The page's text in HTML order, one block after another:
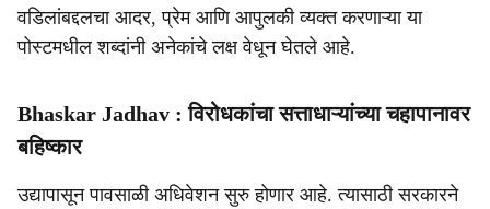
वडिलांबद्दलचा आदर, प्रेम आणि आपुलकी व्यक्त करणाऱ्या या
पोस्टमधील शब्दांनी अनेकांचे लक्ष वेधून घेतले आहे.
Bhaskar Jadhav : विरोधकांचा सत्ताधाऱ्यांच्या चहापानावर
बहिष्कार
उद्यापासून पावसाळी अधिवेशन सुरु होणार आहे. त्यासाठी सरकारने